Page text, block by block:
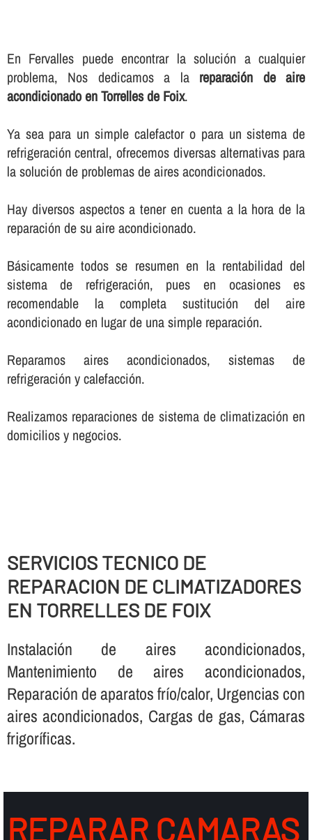
En Fervalles puede encontrar la solución a cualquier
problema, Nos dedicamos a la reparación de aire
acondicionado en Torrelles de Foix.
Ya sea para un simple calefactor o para un sistema de
refrigeración central, ofrecemos diversas alternativas para
la solución de problemas de aires acondicionados.
Hay diversos aspectos a tener en cuenta a la hora de la
reparación de su aire acondicionado.
Básicamente todos se resumen en la rentabilidad del
sistema de refrigeración, pues en ocasiones es
recomendable la completa sustitución del aire
acondicionado en lugar de una simple reparación.
Reparamos aires acondicionados, sistemas de
refrigeración y calefacción.
Realizamos reparaciones de sistema de climatización en
domicilios y negocios.
SERVICIOS TECNICO DE
REPARACION DE CLIMATIZADORES
EN TORRELLES DE FOIX
Instalación de aires acondicionados,
Mantenimiento de aires acondicionados,
Reparación de aparatos frí­o/calor, Urgencias con
aires acondicionados, Cargas de gas, Cámaras
frigorí­ficas.
REPARAR CAMARAS